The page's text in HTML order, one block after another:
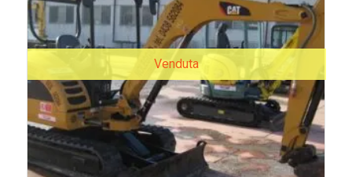
Venduta